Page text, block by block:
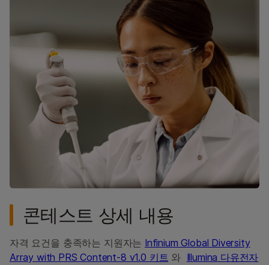
콘테스트 상세 내용
자격 요건을 충족하는 지원자는 Infinium Global Diversity
Array with PRS Content-8 v1.0 키트 와 Illumina 다유전자